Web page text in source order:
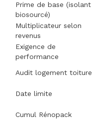
Prime de base (isolant
biosourcé)
Multiplicateur selon
revenus
Exigence de
performance
Audit logement toiture
Date limite
Cumul Rénopack